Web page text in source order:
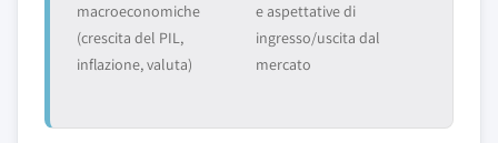
macroeconomiche
(crescita del PIL,
inflazione, valuta)
e aspettative di
ingresso/uscita dal
mercato